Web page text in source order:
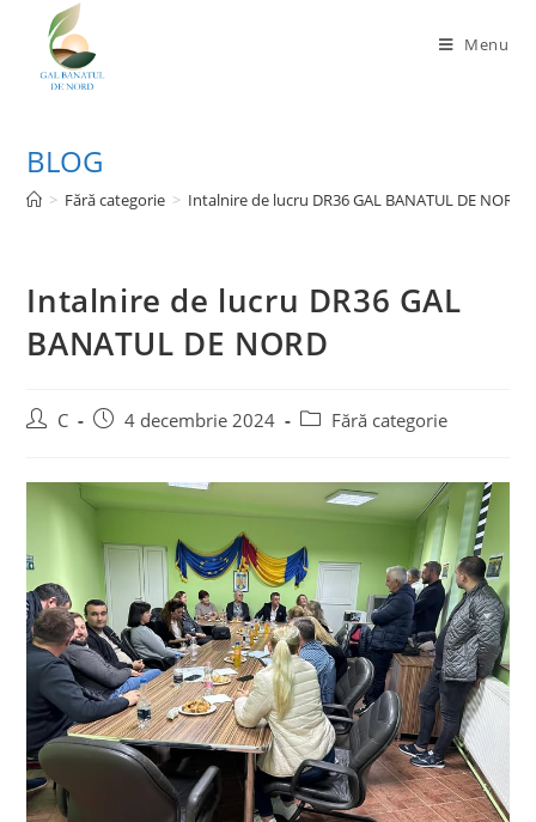
Menu
BLOG
> Fără categorie > Intalnire de lucru DR36 GAL BANATUL DE NORD
Intalnire de lucru DR36 GAL
BANATUL DE NORD
C 4 decembrie 2024 Fără categorie